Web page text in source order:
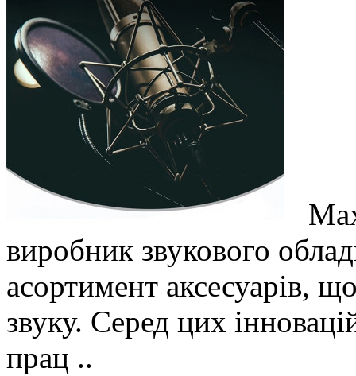
виробник звукового
асортимент аксесуарів,
звуку. Серед цих
прац ..